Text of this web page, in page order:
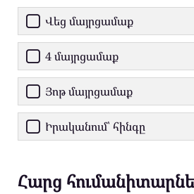
Վեց մայրցամաք
4 մայրցամաք
Յոթ մայրցամաք
Իրականում՝ հինգը
Հարց